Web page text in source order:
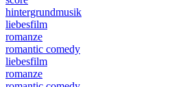
hintergrundmusik
liebesfilm
romanze
romantic comedy
liebesfilm
romanze